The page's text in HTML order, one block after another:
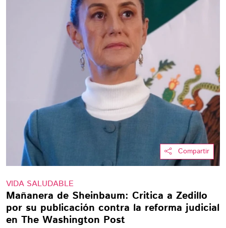
Compartir
VIDA SALUDABLE
Mañanera de Sheinbaum: Critica a Zedillo
por su publicación contra la reforma judicial
en The Washington Post